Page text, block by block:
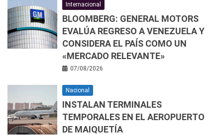
Internacional
BLOOMBERG: GENERAL MOTORS
EVALÚA REGRESO A VENEZUELA Y
CONSIDERA EL PAÍS COMO UN
«MERCADO RELEVANTE»
07/08/2026
Nacional
INSTALAN TERMINALES
TEMPORALES EN EL AEROPUERTO
DE MAIQUETÍA